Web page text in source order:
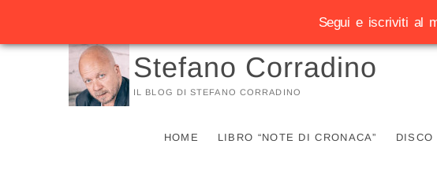
Vai
Stefano Corradino
IL BLOG DI STEFANO CORRADINO
HOME LIBRO “NOTE DI CRONACA” DISCO
Segui e iscriviti al